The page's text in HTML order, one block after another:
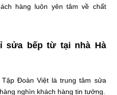
hàng luôn yên tâm về chất
sửa bếp từ tại nhà Hà
Đoàn Việt là trung tâm sửa
nghìn khách hàng tin tưởng.